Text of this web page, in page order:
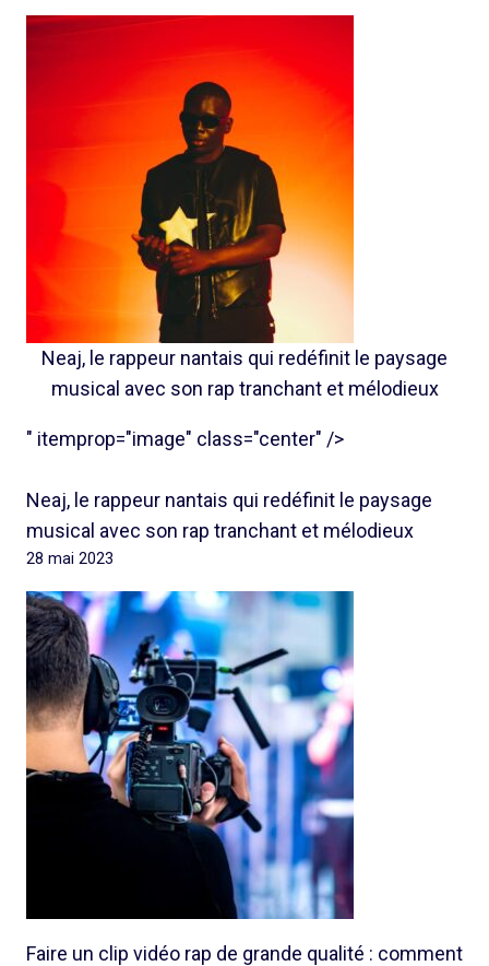
Neaj, le rappeur nantais qui redéfinit le paysage
musical avec son rap tranchant et mélodieux
" itemprop="image" class="center" />
Neaj, le rappeur nantais qui redéfinit le paysage
musical avec son rap tranchant et mélodieux
28 mai 2023
Faire un clip vidéo rap de grande qualité : comment